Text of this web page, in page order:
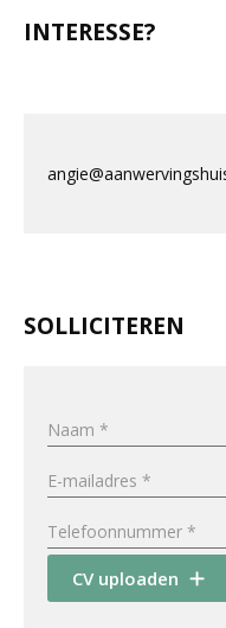
INTERESSE?
SOLLICITEREN
CV uploaden